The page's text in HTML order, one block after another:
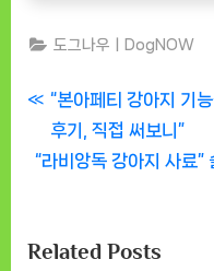
도그나우ㅣDogNOW
글
탐
P
r
e
o
“본아페티 강아지 기
후기, 직접 써보니”
N
t
“라비앙독 강아지 사료”
Related Posts